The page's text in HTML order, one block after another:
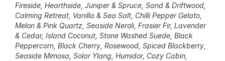
Fireside, Hearthside, Juniper & Spruce, Sand & Driftwood,
Calming Retreat, Vanilla & Sea Salt, Chilli Pepper Gelato,
Melon & Pink Quartz, Seaside Neroli, Frasier Fir, Lavender
& Cedar, Island Coconut, Stone Washed Suede, Black
Peppercorn, Black Cherry, Rosewood, Spiced Blackberry,
Seaside Mimosa, Solar Ylang, Humidor, Cozy Cabin,